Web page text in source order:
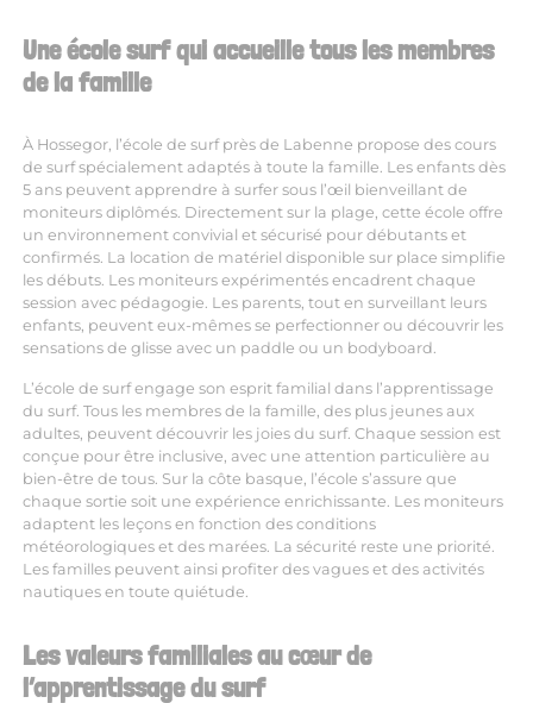
Une école surf qui accueille tous les membres
de la famille
À Hossegor, l’école de surf près de Labenne propose des cours
de surf spécialement adaptés à toute la famille. Les enfants dès
5 ans peuvent apprendre à surfer sous l’œil bienveillant de
moniteurs diplômés. Directement sur la plage, cette école offre
un environnement convivial et sécurisé pour débutants et
confirmés. La location de matériel disponible sur place simplifie
les débuts. Les moniteurs expérimentés encadrent chaque
session avec pédagogie. Les parents, tout en surveillant leurs
enfants, peuvent eux-mêmes se perfectionner ou découvrir les
sensations de glisse avec un paddle ou un bodyboard.
L’école de surf engage son esprit familial dans l’apprentissage
du surf. Tous les membres de la famille, des plus jeunes aux
adultes, peuvent découvrir les joies du surf. Chaque session est
conçue pour être inclusive, avec une attention particulière au
bien-être de tous. Sur la côte basque, l’école s’assure que
chaque sortie soit une expérience enrichissante. Les moniteurs
adaptent les leçons en fonction des conditions
météorologiques et des marées. La sécurité reste une priorité.
Les familles peuvent ainsi profiter des vagues et des activités
nautiques en toute quiétude.
Les valeurs familiales au cœur de
l’apprentissage du surf